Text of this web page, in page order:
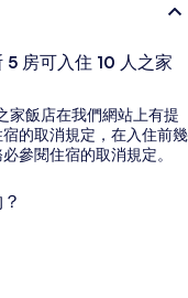
房可入住 10 人之家
家飯店在我們網站上有提
的取消規定，在入住前幾
參閱住宿的取消規定。